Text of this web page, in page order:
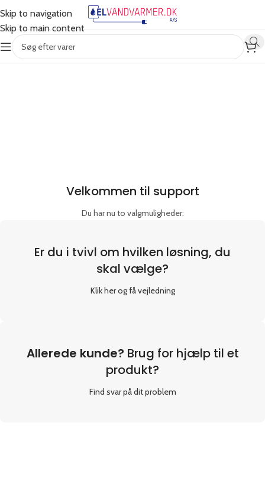
Skip to navigation
Skip to main content
Velkommen til support
Du har nu to valgmuligheder:
Er du i tvivl om hvilken løsning, du
skal vælge?
Klik her og få vejledning
Allerede kunde? Brug for hjælp til et
produkt?
Find svar på dit problem